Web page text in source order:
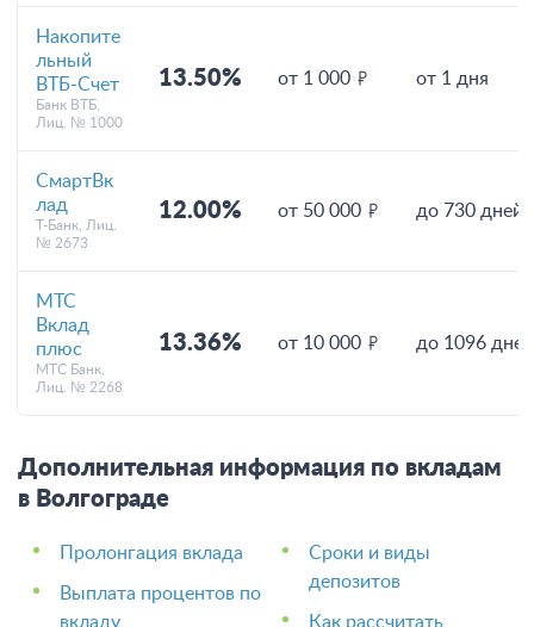
Накопите
льный
ВТБ-Счет
Банк ВТБ,
Лиц. № 1000
13.50% от 1 000 от 1 дня
СмартВк
лад
Т-Банк, Лиц.
№ 2673
12.00% от 50 000 до 730 дней
МТС
Вклад
плюс
МТС Банк,
Лиц. № 2268
13.36% от 10 000 до 1096 дней
Дополнительная информация по вкладам
в Волгограде
Пролонгация вклада
Выплата процентов по
вкладу
Сроки и виды
депозитов
Как рассчитать